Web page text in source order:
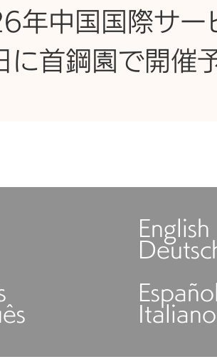
年中国国際サー
に首鋼園で開催
English
Italiano